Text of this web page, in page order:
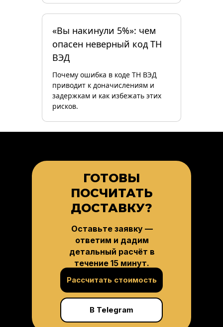
«Вы накинули 5%»: чем
опасен неверный код ТН
ВЭД
Почему ошибка в коде ТН ВЭД
приводит к доначислениям и
задержкам и как избежать этих
рисков.
Рассчитать стоимость
В Telegram
ГОТОВЫ
ПОСЧИТАТЬ
ДОСТАВКУ?
Оставьте заявку —
ответим и дадим
детальный расчёт в
течение 15 минут.